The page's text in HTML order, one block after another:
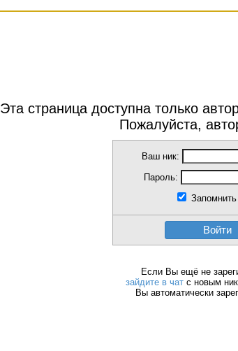
Эта страница доступна только
Пожалуйста,
Ваш ник:
Пароль:
Войти
Если Вы ещё не
зайдите в чатс новым
Вы автоматически